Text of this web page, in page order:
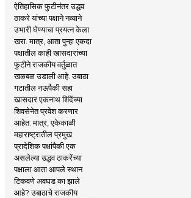
ऐतिहासिक फुटीनंतर उद्धव
ठाकरे यांच्या पक्षाने नव्याने
उभारी घेण्याचा प्रयत्न केला
खरा. मात्र, आता पुन्हा एकदा
पक्षातील काही खासदारांच्या
फुटीने राजकीय वर्तुळात
खळबळ उडाली आहे. उबाठा
गटातील नऊपैकी सहा
खासदार एकनाथ शिंदेंच्या
शिवसेनेत प्रवेश करणार
आहेत. मात्र, एकेकाळी
महाराष्ट्रातील प्रमुख
प्रादेशिक पक्षांपैकी एक
असलेल्या उद्धव ठाकरेंच्या
पक्षाला आता आपले स्थान
टिकवणे अवघड का झाले
आहे? उबाठाचे राजकीय